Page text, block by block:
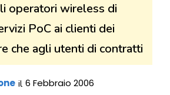
operatori wireless di
PoC ai clienti dei
che agli utenti di contratti
il 6 Febbraio 2006